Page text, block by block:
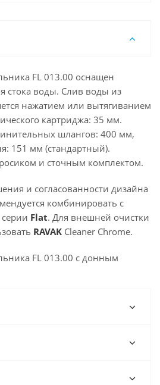
FL 013.00 оснащен
стока воды. Слив воды из
нажатием или вытягиванием
картриджа: 35 мм.
шлангов: 400 мм,
151 мм (стандартный).
и сточным комплектом.
и согласованности дизайна
комбинировать с
Flat. Для внешней очистки
RAVAK Cleaner Chrome.
FL 013.00 с донным